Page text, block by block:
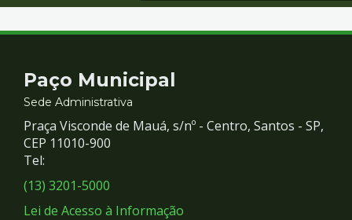
Contato
e
Redes
Sociais
Paço Municipal
Sede Administrativa
Praça Visconde de Mauá, s/nº - Centro, Santos - SP,
CEP 11010-900
Tel:
(13) 3201-5000
Lei de Acesso à Informação